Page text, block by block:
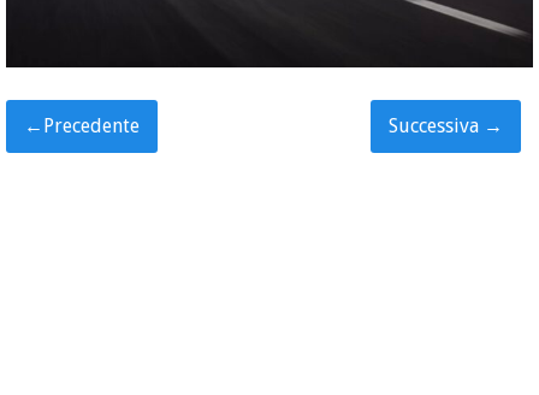
← Precedente Successiva →